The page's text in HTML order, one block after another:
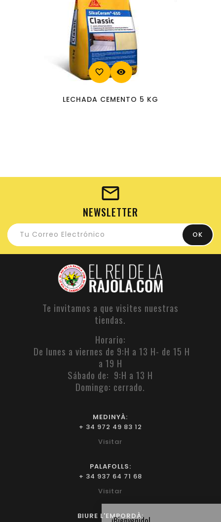
favorite_border visibility
LECHADA CEMENTO 5 KG
NEWSLETTER
Te invitamos a que visites nuestras
tiendas.
Horario:
De lunes a viernes de 9:H a 13 H- de 15 H
a 19 H
Sábado de: 9:H a 13 H
Domingo: cerrado.
MEDINYÀ:
+ 34 972 49 83 12
Visitar
PALAFOLLS:
+ 34 937 64 71 68
Visitar
BIURE L'EMPORDÀ: